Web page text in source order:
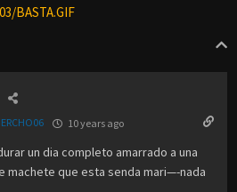
BASTA.GIF
10 years ago
un dia completo amarrado a una
machete que esta senda mari—-nada